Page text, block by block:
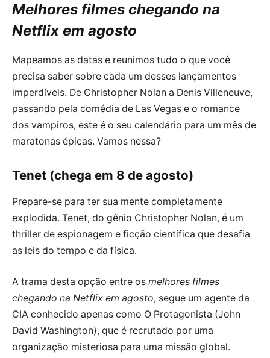
Melhores filmes chegando na
Netflix em agosto
Mapeamos as datas e reunimos tudo o que você
precisa saber sobre cada um desses lançamentos
imperdíveis. De Christopher Nolan a Denis Villeneuve,
passando pela comédia de Las Vegas e o romance
dos vampiros, este é o seu calendário para um mês de
maratonas épicas. Vamos nessa?
Tenet (chega em 8 de agosto)
Prepare-se para ter sua mente completamente
explodida. Tenet, do gênio Christopher Nolan, é um
thriller de espionagem e ficção científica que desafia
as leis do tempo e da física.
A trama desta opção entre os melhores filmes
chegando na Netflix em agosto, segue um agente da
CIA conhecido apenas como O Protagonista (John
David Washington), que é recrutado por uma
organização misteriosa para uma missão global.